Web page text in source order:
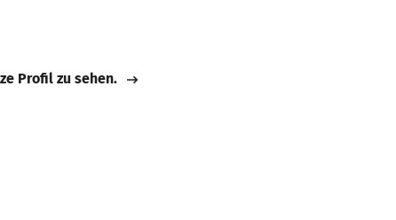
Profil zu sehen.